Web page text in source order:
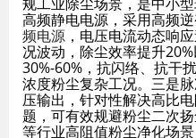
规工业除尘场景，是中小
高频静电电源，采用高频
频电源 ，电压电流动态响
况波动，除尘效率提升
30%-60%，抗闪络、抗干
浓度粉尘复杂工况。三是
压输出，针对性解决高比
题，可有效规避粉尘二次
等行业高阻值粉尘净化场景